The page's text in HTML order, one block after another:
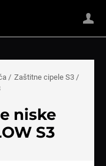
/ Zaštitne cipele S3 /
niske
S3